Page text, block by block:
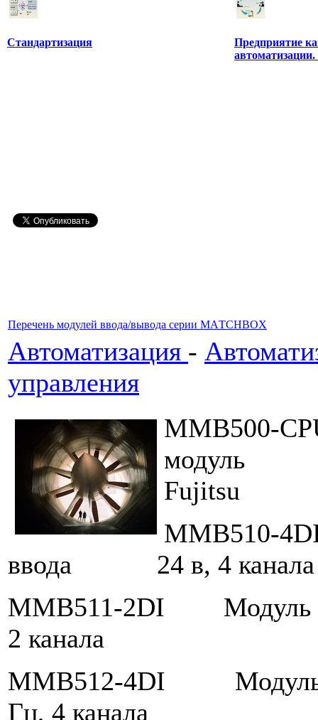
Стандартизация
Предприятие
Перечень модулей ввода/вывода серии MAТCHBOX
Автоматизация -
управления
модуль
Fujitsu
MMB510-
ввода 24 в, 4 канала
ММВ511-2DI Модуль
2 канала
MMB512-4DI
Гц, 4 канала